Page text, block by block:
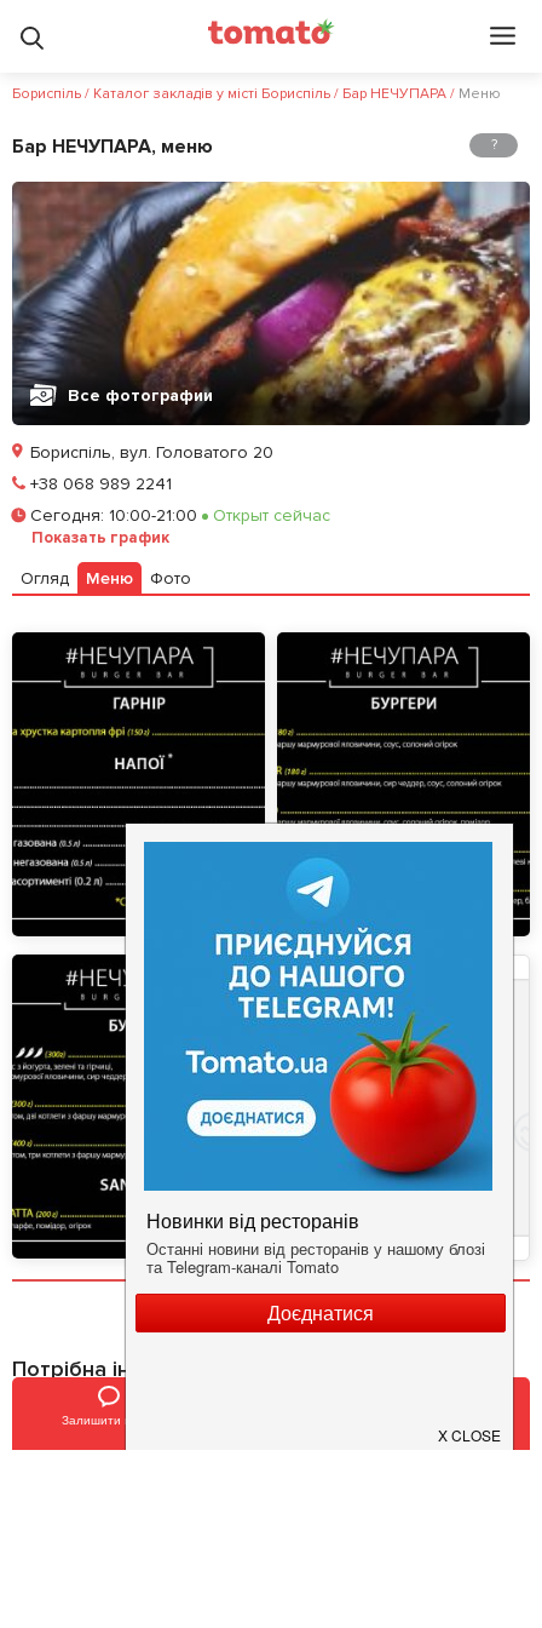
Бориспіль / Каталог закладів у місті Бориспіль / Бар НЕЧУПАРА / Меню
Бар НЕЧУПАРА, меню ?
Все фотографии
Залишити відгук
Залишити відгук
Бориспіль, вул. Головатого 20
+38 068 989 2241
Сегодня: 10:00-21:00 Открыт сейчас
Показать график
Огляд Меню Фото
Потрібна інформація про заклад?
Завантажуйте додаток!